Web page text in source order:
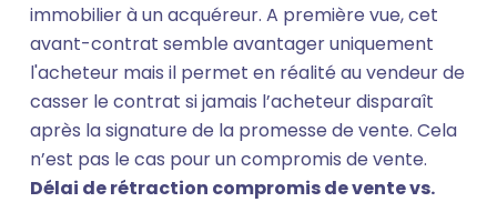
immobilier à un acquéreur. A première vue, cet
avant-contrat semble avantager uniquement
l'acheteur mais il permet en réalité au vendeur de
casser le contrat si jamais l’acheteur disparaît
après la signature de la promesse de vente. Cela
n’est pas le cas pour un compromis de vente.
Délai de rétraction compromis de vente vs.